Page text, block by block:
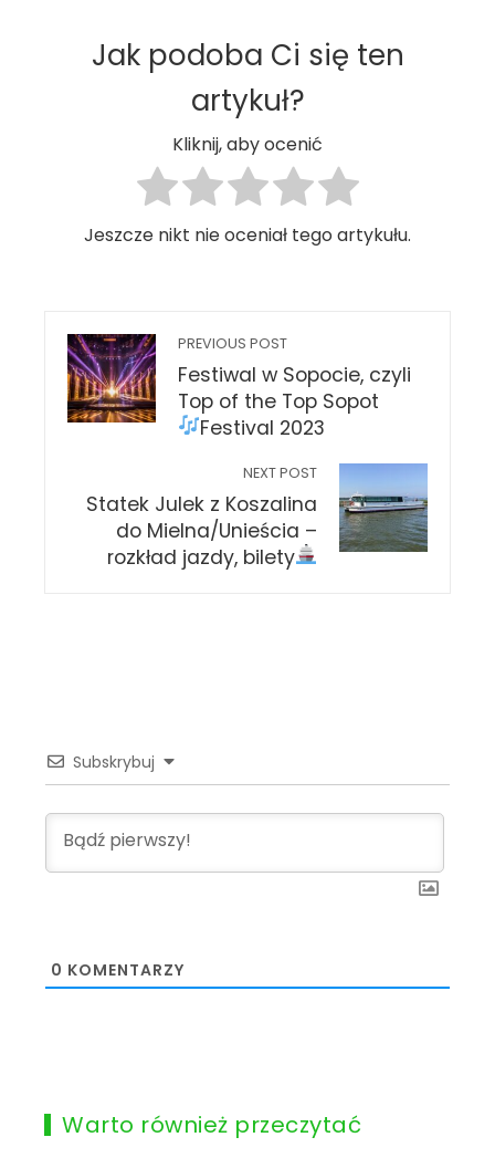
Jak podoba Ci się ten
artykuł?
Kliknij, aby ocenić
Jeszcze nikt nie oceniał tego artykułu.
PREVIOUS POST
Festiwal w Sopocie, czyli
Top of the Top Sopot
Festival 2023
NEXT POST
Statek Julek z Koszalina
do Mielna/Unieścia –
rozkład jazdy, bilety
Subskrybuj
0 KOMENTARZY
Warto również przeczytać